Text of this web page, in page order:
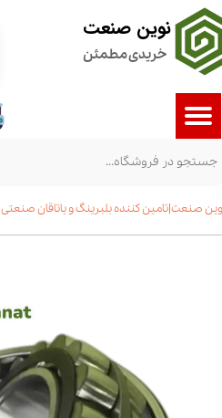
نوین صنعت
خریدی مطمئن
صنعت|تامین کننده بلبرینگ و یاتاقان صنعتی